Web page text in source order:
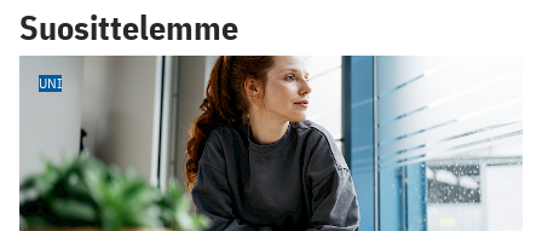
Suosittelemme
UNI